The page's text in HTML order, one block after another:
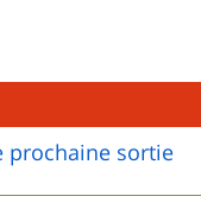
prochaine sortie